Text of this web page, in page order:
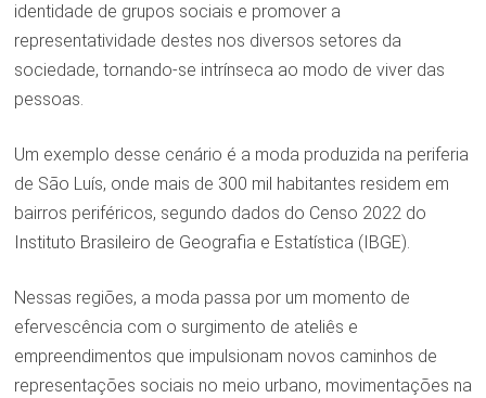
identidade de grupos sociais e promover a
representatividade destes nos diversos setores da
sociedade, tornando-se intrínseca ao modo de viver das
pessoas.
Um exemplo desse cenário é a moda produzida na periferia
de São Luís, onde mais de 300 mil habitantes residem em
bairros periféricos, segundo dados do Censo 2022 do
Instituto Brasileiro de Geografia e Estatística (IBGE).
Nessas regiões, a moda passa por um momento de
efervescência com o surgimento de ateliês e
empreendimentos que impulsionam novos caminhos de
representações sociais no meio urbano, movimentações na